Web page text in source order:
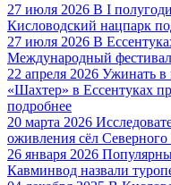
27 июля 2026 В I
Кисловодский нацпарк
27 июля 2026 В
Международный
22 апреля 2026 Ужинать в
«Шахтер» в Ессентуках
подробнее
20 марта 2026
оживления сёл Северного
26 января 2026
Кавминвод назвали